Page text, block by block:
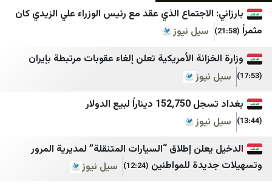
جريدة اللواء
تلفزيون المستقبل
الوفاق نيوز
ليبانون فايلز
ليبانون ديبايت
الجديد
OTV
LBC
Milliyet
TRT Haber
Sputnik Türkiye
akit
Haber3
الاجتماع الذي عقد مع رئيس الوزراء علي الزيدي كان
سيل نيوز
الأمريكية تعلن إلغاء عقوبات مرتبطة بإيران
لبيع الدولار
إطلاق “السيارات المتنقلة” لمديرية المرور
للمواطنين (12:24)
سيل نيوز